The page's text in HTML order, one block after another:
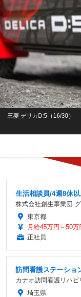
三菱 デリカD:5（16/30）
生活相談員/4週8休
株式会社創生事業団
東京都
月給45万円～50万
正社員
訪問看護ステーショ
カナオ訪問看護リハ
埼玉県